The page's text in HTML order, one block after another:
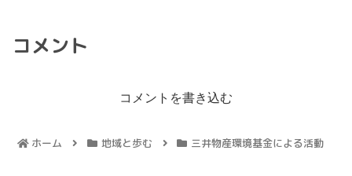
コメント
コメントを書き込む
ホーム 地域と歩む 三井物産環境基金による活動